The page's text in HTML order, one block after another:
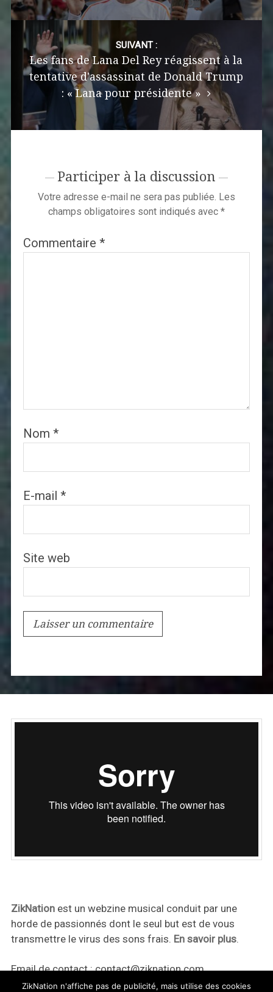
SUIVANT :
Les fans de Lana Del Rey réagissent à la
tentative d'assassinat de Donald Trump
: « Lana pour présidente »
Participer à la discussion
Votre adresse e-mail ne sera pas publiée. Les
champs obligatoires sont indiqués avec *
Commentaire *
Nom *
E-mail *
Site web
ZikNationest un webzine musical conduit par une
horde de passionnés dont le seul but est de vous
transmettre le virus des sons frais. En savoir plus.
Email de contact :contact@ziknation.com
ZikNation n'affiche pas de publicité, mais utilise des cookies